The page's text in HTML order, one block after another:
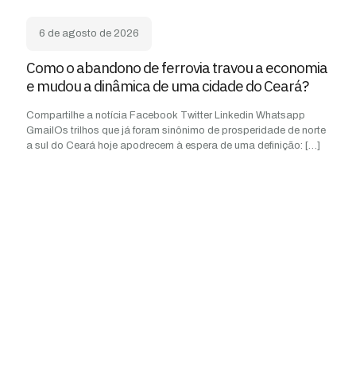
6 de agosto de 2026
Como o abandono de ferrovia travou a economia
e mudou a dinâmica de uma cidade do Ceará?
Compartilhe a notícia Facebook Twitter Linkedin Whatsapp
GmailOs trilhos que já foram sinônimo de prosperidade de norte
a sul do Ceará hoje apodrecem à espera de uma definição: […]